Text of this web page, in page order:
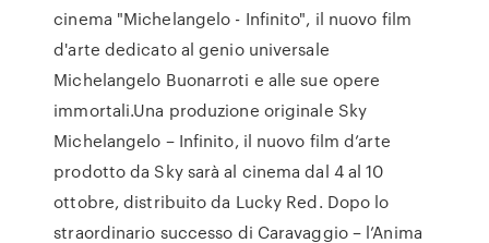
cinema "Michelangelo - Infinito", il nuovo film
d'arte dedicato al genio universale
Michelangelo Buonarroti e alle sue opere
immortali.Una produzione originale Sky
Michelangelo – Infinito, il nuovo film d’arte
prodotto da Sky sarà al cinema dal 4 al 10
ottobre, distribuito da Lucky Red. Dopo lo
straordinario successo di Caravaggio – l’Anima